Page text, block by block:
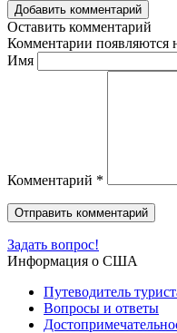
Добавить комментарий
Оставить комментарий
Комментарии появляются
Имя
Комментарий *
Задать вопрос!
Информация о США
Путеводитель
Вопросы и ответы